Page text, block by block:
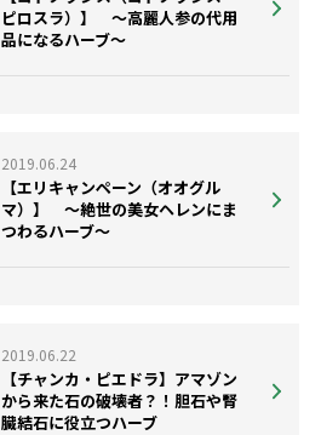
ピロスラ）】 ～高麗人参の代用
品になるハーブ～
2019.06.24
【エリキャンペーン（オオグル
マ）】 ～絶世の美女ヘレンにま
つわるハーブ～
2019.06.22
【チャンカ・ピエドラ】アマゾン
から来た石の破壊者？！胆石や腎
臓結石に役立つハーブ